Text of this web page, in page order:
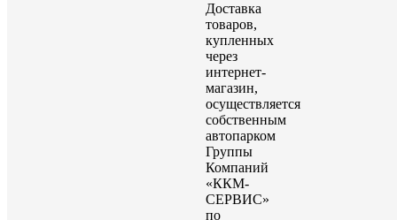
Доставка
товаров,
купленных
через
интернет-
магазин,
осуществляется
собственным
автопарком
Группы
Компаний
«ККМ-
СЕРВИС»
по